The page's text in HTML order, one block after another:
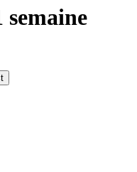
semaine